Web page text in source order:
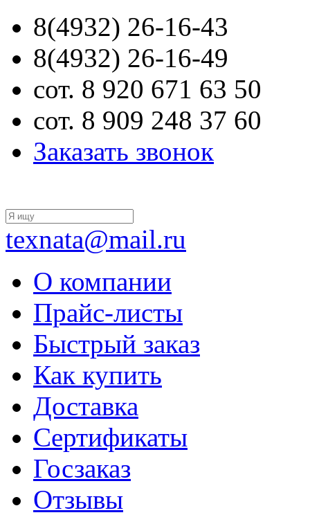
8(4932) 26-16-43
8(4932) 26-16-49
сот. 8 920 671 63 50
сот. 8 909 248 37 60
Заказать звонок
texnata@mail.ru
О компании
Прайс-листы
Быстрый заказ
Как купить
Доставка
Сертификаты
Госзаказ
Отзывы